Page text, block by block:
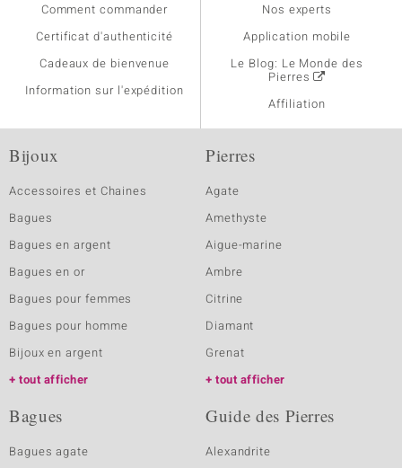
Comment commander
Certificat d'authenticité
Cadeaux de bienvenue
Information sur l'expédition
Nos experts
Application mobile
Le Blog: Le Monde des
Pierres
Affiliation
Bijoux
Accessoires et Chaines
Bagues
Bagues en argent
Bagues en or
Bagues pour femmes
Bagues pour homme
Bijoux en argent
tout afficher
Pierres
Agate
Amethyste
Aigue-marine
Ambre
Citrine
Diamant
Grenat
tout afficher
Bagues
Bagues agate
Guide des Pierres
Alexandrite